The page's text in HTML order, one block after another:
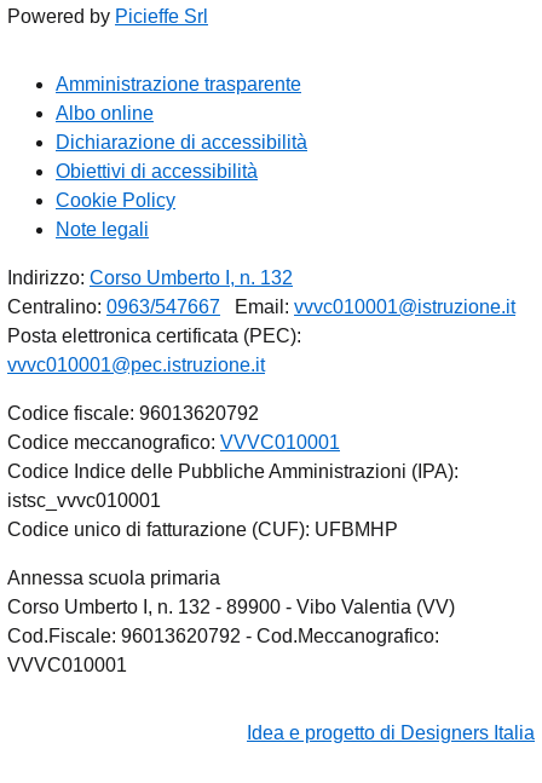
Powered by Picieffe Srl
Amministrazione trasparente
Albo online
Dichiarazione di accessibilità
Obiettivi di accessibilità
Cookie Policy
Note legali
Indirizzo: Corso Umberto I, n. 132
Centralino: 0963/547667 Email: vvvc010001@istruzione.it
Posta elettronica certificata (PEC):
vvvc010001@pec.istruzione.it
Codice fiscale: 96013620792
Codice meccanografico: VVVC010001
Codice Indice delle Pubbliche Amministrazioni (IPA):
istsc_vvvc010001
Codice unico di fatturazione (CUF): UFBMHP
Annessa scuola primaria
Corso Umberto I, n. 132 - 89900 - Vibo Valentia (VV)
Cod.Fiscale: 96013620792 - Cod.Meccanografico:
VVVC010001
Idea e progetto di Designers Italia